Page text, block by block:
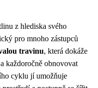
z hlediska svého
pro mnoho zástupců
travinu, která dokáže
každoročně obnovovat
cyklu jí umožňuje